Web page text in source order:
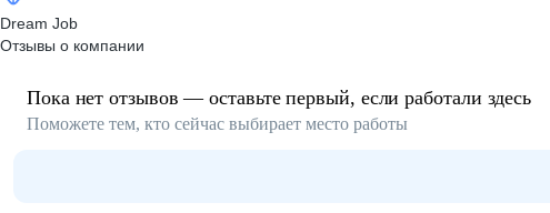
Dream Job
Отзывы о компании
Пока нет отзывов — оставьте первый, если работали здесь
Поможете тем, кто сейчас выбирает место работы